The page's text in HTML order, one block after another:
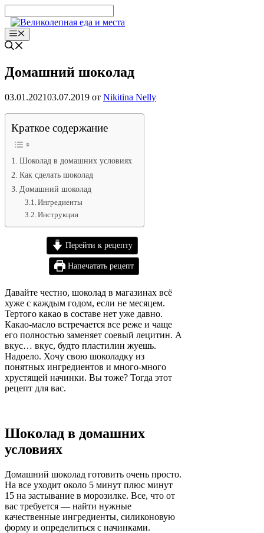
к
содержимому
Меню
Домашний шоколад
03.01.202103.07.2019 от Nikitina Nelly
Краткое содержание
Шоколад в домашних условиях
Как сделать шоколад
Домашний шоколад
Ингредиенты
Инструкции
Перейти к рецепту
Напечатать рецепт
Давайте честно, шоколад в магазинах всё
хуже с каждым годом, если не месяцем.
Тертого какао в составе нет уже давно.
Какао-масло встречается все реже и чаще
его полностью заменяет соевый лецитин. А
вкус… вкус, будто пластилин жуешь.
Надоело. Хочу свою шоколадку из
понятных ингредиентов и много-много
хрустящей начинки. Вы тоже? Тогда этот
рецепт для вас.
Шоколад в домашних
условиях
Домашний шоколад готовить очень просто.
На все уходит около 5 минут плюс минут
15 на застывание в морозилке. Все, что от
вас требуется — найти нужные
качественные ингредиенты, силиконовую
форму и определиться с начинками.